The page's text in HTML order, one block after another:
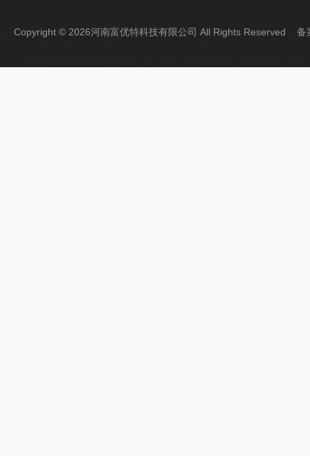
Copyright © 2026河南富优特科技有限公司 All Rights Reserved 备